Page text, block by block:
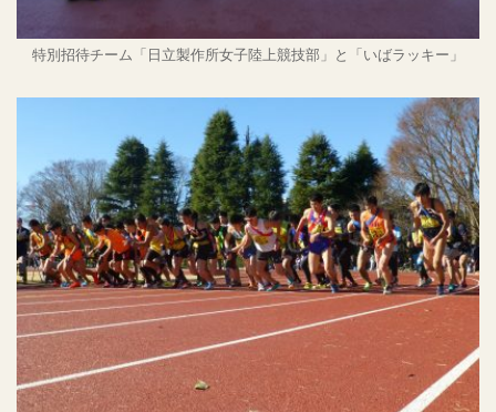
特別招待チーム「日立製作所女子陸上競技部」と「いばラッキー」